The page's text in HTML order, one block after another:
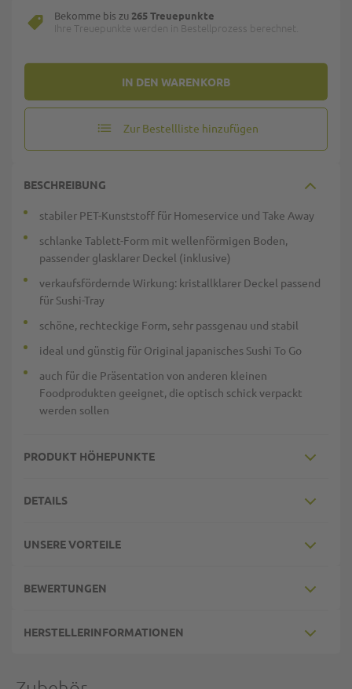
IN DEN WARENKORB
Bekomme bis zu 265 Treuepunkte
Ihre Treuepunkte werden in Bestellprozess berechnet.
Zur Bestellliste hinzufügen
BESCHREIBUNG
stabiler PET-Kunststoff für Homeservice und Take Away
schlanke Tablett-Form mit wellenförmigen Boden,
passender glasklarer Deckel (inklusive)
verkaufsfördernde Wirkung: kristallklarer Deckel passend
für Sushi-Tray
schöne, rechteckige Form, sehr passgenau und stabil
ideal und günstig für Original japanisches Sushi To Go
auch für die Präsentation von anderen kleinen
Foodprodukten geeignet, die optisch schick verpackt
werden sollen
PRODUKT HÖHEPUNKTE
DETAILS
UNSERE VORTEILE
BEWERTUNGEN
HERSTELLERINFORMATIONEN